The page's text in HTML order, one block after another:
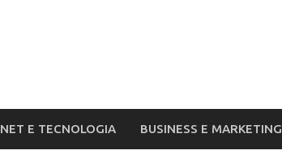
E TECNOLOGIA BUSINESS E MARKETING